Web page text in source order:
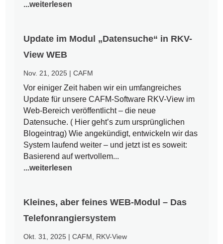
...weiterlesen
Update im Modul „Datensuche“ in RKV-
View WEB
Nov. 21, 2025 |CAFM
Vor einiger Zeit haben wir ein umfangreiches
Update für unsere CAFM-Software RKV-View im
Web-Bereich veröffentlicht – die neue
Datensuche. ( Hier geht’s zum ursprünglichen
Blogeintrag) Wie angekündigt, entwickeln wir das
System laufend weiter – und jetzt ist es soweit:
Basierend auf wertvollem...
...weiterlesen
Kleines, aber feines WEB-Modul – Das
Telefonrangiersystem
Okt. 31, 2025 |CAFM RKV-View